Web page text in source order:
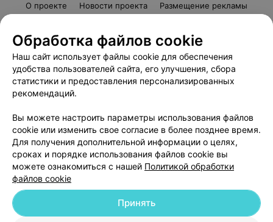
О проекте Новости проекта
Размещение рекламы
Пользовательское соглашение
Способы оплаты
Вакансии
Партнеры
Написать руководителю 103.by
Обработка персональных данных
© 2026 ООО «Артокс Лаб», УНП 191700409
| 220012, Республика Беларусь,
Обработка файлов cookie
Наш сайт использует файлы cookie для обеспечения
удобства пользователей сайта, его улучшения, сбора
статистики и предоставления персонализированных
рекомендаций.
Вы можете настроить параметры использования файлов
cookie или изменить свое согласие в более позднее время.
Для получения дополнительной информации о целях,
сроках и порядке использования файлов cookie вы
можете ознакомиться с нашей Политикой обработки
файлов cookie
Принять